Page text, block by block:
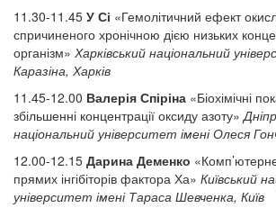
11.30-11.45 У Сі «Гемолітичний ефект
спричиненого хронічною дією низьких
організм» Харківський національний
Каразіна, Харків
11.45-12.00 Валерія Спіріна «Біохімічні
збільшенні концентрації оксиду азоту»
національний університет імені Олеся
12.00-12.15 Дарина Деменко
прямих інгібіторів фактора Ха» Київський
університет імені Тараса Шевченка, Київ